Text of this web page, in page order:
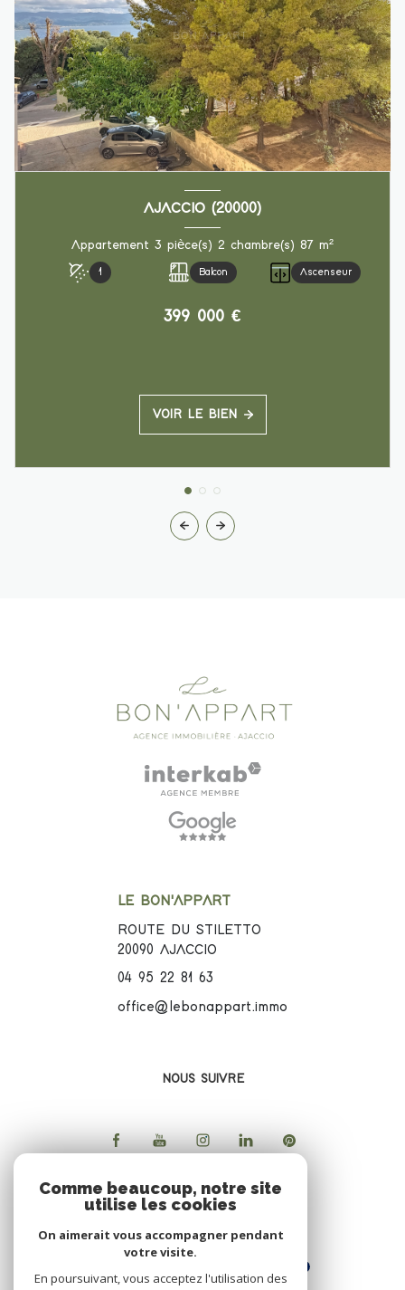
AJACCIO (20000)
Appartement 3 pièce(s) 2 chambre(s) 87 m²
1 Balcon Ascenseur
399 000 €
VOIR LE BIEN
LE BON'APPART
ROUTE DU STILETTO
20090 AJACCIO
04 95 22 81 63
office@lebonappart.immo
NOUS SUIVRE
ADHERENTS
Comme beaucoup, notre site
utilise les cookies
On aimerait vous accompagner pendant
votre visite.
En poursuivant, vous acceptez l'utilisation des